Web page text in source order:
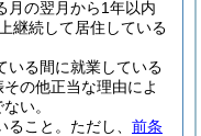
月の翌月から1年以内
継続して居住している
いる間に就業している
の他正当な理由によ
い。
こと。 ただし、 前条